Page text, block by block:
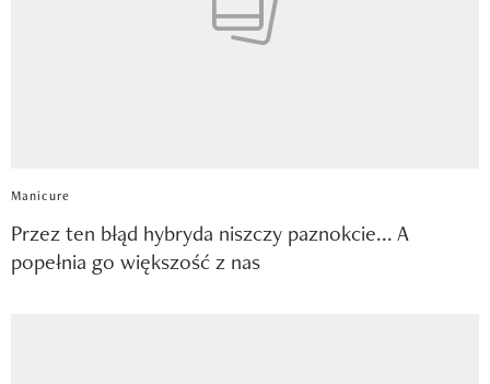
Manicure
Przez ten błąd hybryda niszczy paznokcie... A
popełnia go większość z nas